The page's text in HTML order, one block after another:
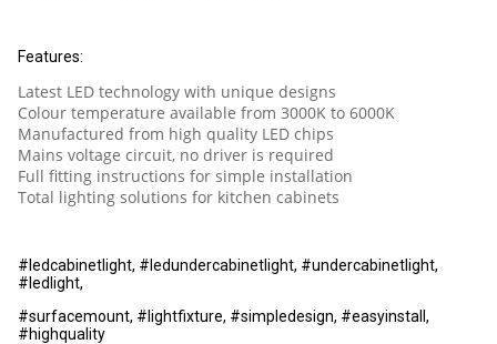
Features:
Latest LED technology with unique designs
Colour temperature available from 3000K to 6000K
Manufactured from high quality LED chips
Mains voltage circuit, no driver is required
Full fitting instructions for simple installation
Total lighting solutions for kitchen cabinets
#ledcabinetlight, #ledundercabinetlight, #undercabinetlight,
#ledlight,
#surfacemount, #lightfixture, #simpledesign, #easyinstall,
#highquality